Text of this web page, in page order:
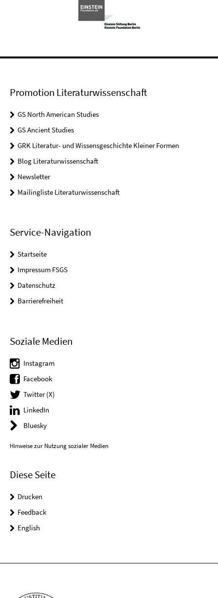
Promotion Literaturwissenschaft
GS North American Studies
GS Ancient Studies
GRK Literatur- und Wissensgeschichte Kleiner Formen
Blog Literaturwissenschaft
Newsletter
Mailingliste Literaturwissenschaft
Service-Navigation
Startseite
Impressum FSGS
Datenschutz
Barrierefreiheit
Soziale Medien
Instagram
Facebook
Twitter (X)
LinkedIn
Bluesky
Hinweise zur Nutzung sozialer Medien
Diese Seite
Drucken
Feedback
English